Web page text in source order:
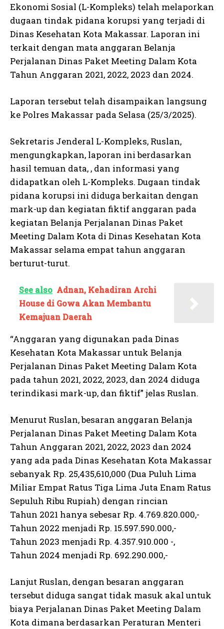
Ekonomi Sosial (L-Kompleks) telah melaporkan
dugaan tindak pidana korupsi yang terjadi di
Dinas Kesehatan Kota Makassar. Laporan ini
terkait dengan mata anggaran Belanja
Perjalanan Dinas Paket Meeting Dalam Kota
Tahun Anggaran 2021, 2022, 2023 dan 2024.
Laporan tersebut telah disampaikan langsung
ke Polres Makassar pada Selasa (25/3/2025).
Sekretaris Jenderal L-Kompleks, Ruslan,
mengungkapkan, laporan ini berdasarkan
hasil temuan data, , dan informasi yang
didapatkan oleh L-Kompleks. Dugaan tindak
pidana korupsi ini diduga berkaitan dengan
mark-up dan kegiatan fiktif anggaran pada
kegiatan Belanja Perjalanan Dinas Paket
Meeting Dalam Kota di Dinas Kesehatan Kota
Makassar selama empat tahun anggaran
berturut-turut.
See also Adnan, Kehadiran Archi
House di Gowa Akan Membantu
Kemajuan Daerah
“Anggaran yang digunakan pada Dinas
Kesehatan Kota Makassar untuk Belanja
Perjalanan Dinas Paket Meeting Dalam Kota
pada tahun 2021, 2022, 2023, dan 2024 diduga
terindikasi mark-up, dan fiktif” jelas Ruslan.
Menurut Ruslan, besaran anggaran Belanja
Perjalanan Dinas Paket Meeting Dalam Kota
Tahun Anggaran 2021, 2022, 2023 dan 2024
yang ada pada Dinas Kesehatan Kota Makassar
sebanyak Rp. 25,435,610,000 (Dua Puluh Lima
Miliar Empat Ratus Tiga Lima Juta Enam Ratus
Sepuluh Ribu Rupiah) dengan rincian
Tahun 2021 hanya sebesar Rp. 4.769.820.000,-
Tahun 2022 menjadi Rp. 15.597.590.000,-
Tahun 2023 menjadi Rp. 4.357.910.000 -,
Tahun 2024 menjadi Rp. 692.290.000,-
Lanjut Ruslan, dengan besaran anggaran
tersebut diduga sangat tidak masuk akal untuk
biaya Perjalanan Dinas Paket Meeting Dalam
Kota dimana berdasarkan Peraturan Menteri